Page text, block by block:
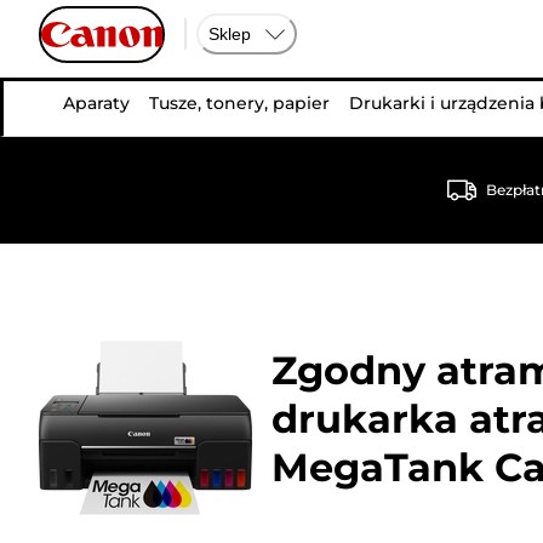
Sklep
Aparaty Tusze, tonery, papier Drukarki i urządzenia
Zgodny
drukarka
MegaTank